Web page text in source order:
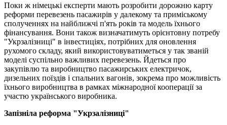
Поки ж німецькі експерти мають розробити дорожню карту
реформи перевезень пасажирів у далекому та приміському
сполученнях на найближчі п'ять років та модель їхнього
фінансування. Вони також визначатимуть орієнтовну потребу
"Укрзалізниці" в інвестиціях, потрібних для оновлення
рухомого складу, який використовуватиметься у так званій
моделі суспільно важливих перевезень. Йдеться про
закупівлю та виробництво пасажирських електричок,
дизельних поїздів і спальних вагонів, зокрема про можливість
їхнього виробництва в рамках міжнародної кооперації за
участю українського виробника.
Запізніла реформа "Укрзалізниці"